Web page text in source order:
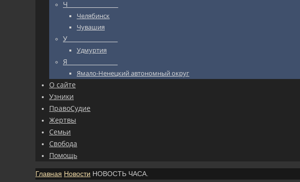
Ч_________________
Челябинск
Чувашия
У_________________
Удмуртия
Я_________________
Ямало-Ненецкий автономный округ
О сайте
Узники
ПравоСудие
Жертвы
Семьи
Свобода
Помощь
Главная Новости НОВОСТЬ ЧАСА.